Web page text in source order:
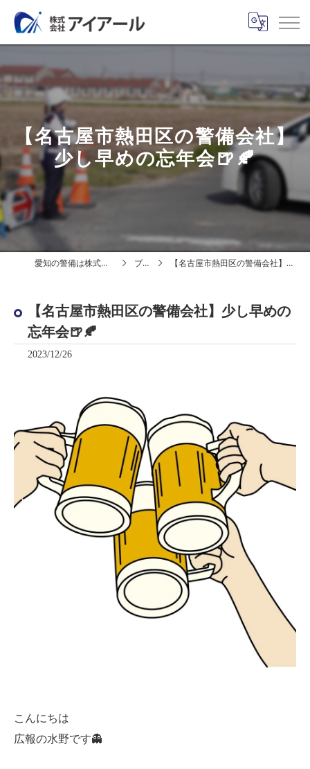
【名古屋市熱田区の警備会社】
少し早めの忘年会🍺🍂
愛知の警備は株式会社アイアール ブログ 【名古屋市熱田区の警備会社】少し早めの忘年会🍺🍂
【名古屋市熱田区の警備会社】少し早めの
忘年会🍺🍂
2023/12/26
こんにちは
広報の水野です👻